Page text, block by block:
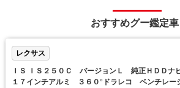
おすすめグー鑑定車
レクサス
ＩＳ ＩＳ２５０Ｃ バージョンＬ 純正ＨＤＤ
１７インチアルミ ３６０°ドラレコ ベンチレ